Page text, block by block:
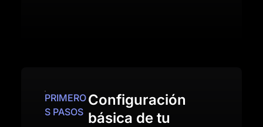
PRIMERO
S PASOS
Configuración
básica de tu